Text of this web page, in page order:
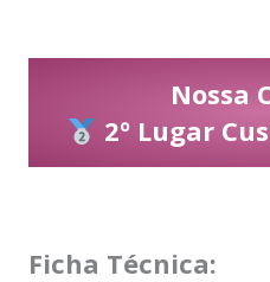
Nossa
2º Lugar
Ficha Técnica: